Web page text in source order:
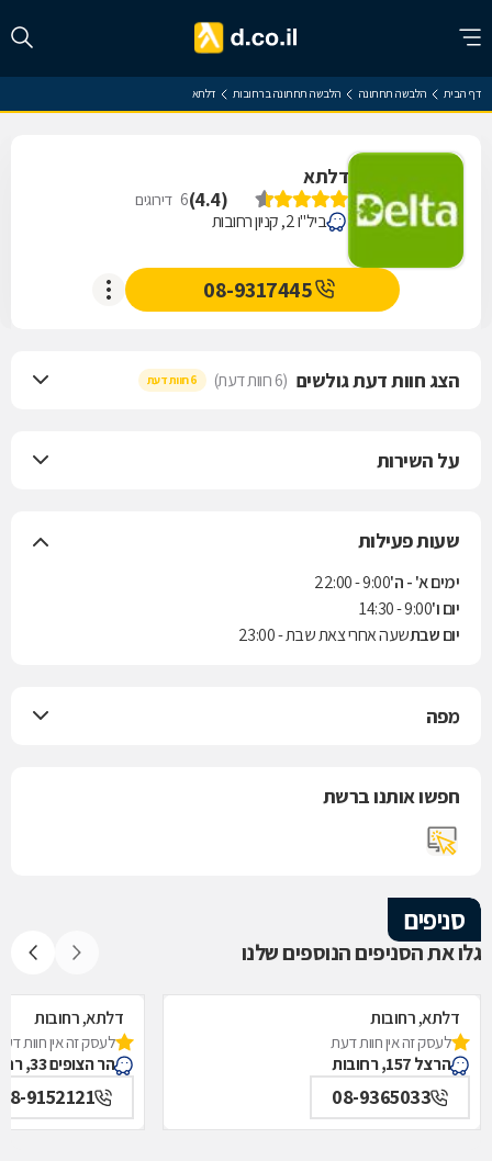
דף הבית הלבשה תחתונה הלבשה תחתונה ברחובות דלתא
דלתא
(
4.4
)
6 דירוגים
ביל"ו 2, קניון רחובות
08-9317445
הצג חוות דעת גולשים (6 חוות דעת) 6 חוות דעת
על השירות
שעות פעילות
ימים א' - ה'9:00 - 22:00
יום ו'9:00 - 14:30
יום שבתשעה אחרי צאת שבת - 23:00
מפה
חפשו אותנו ברשת
סניפים
גלו את הסניפים הנוספים שלנו
דלתא, רחובות
לעסק זה אין חוות דעת
הרצל 157, רחובות
08-9365033
דלתא, רחובות
לעסק זה אין חוות
הר הצופים 33, רחובות
08-9152121